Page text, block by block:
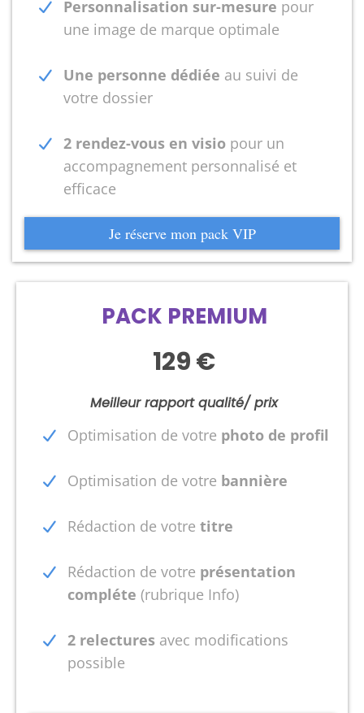
Personnalisation sur-mesure pour
une image de marque optimale
Une personne dédiée au suivi de
votre dossier
2 rendez-vous en visiopour un
accompagnement personnalisé et
efficace
Je réserve mon pack VIP
PACK PREMIUM
129 €
Meilleur rapport qualité/ prix
Optimisation de votre photo de profil
Optimisation de votre bannière
Rédaction de votre titre
Rédaction de votre présentation
compléte (rubrique Info)
2 relectures avec modifications
possible